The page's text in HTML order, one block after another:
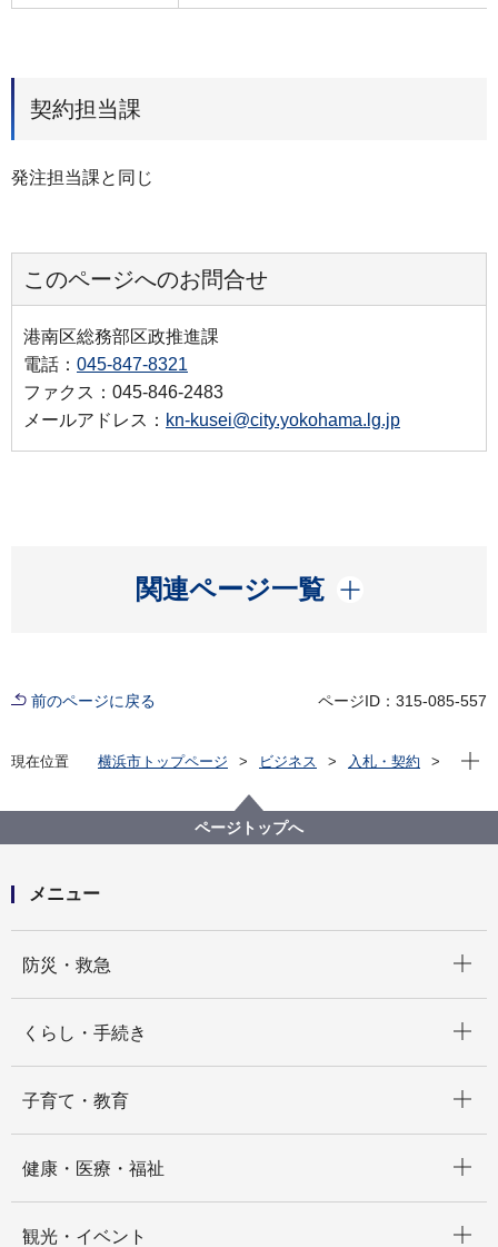
契約担当課
発注担当課と同じ
このページへのお問合せ
港南区総務部区政推進課
電話： 045-847-8321
ファクス：045-846-2483
メールアドレス： kn-kusei@city.yokohama.lg.jp
関連ページ一覧
開く
前のページに戻る ページID：315-085-557
現在位置 横浜市トップページ ビジネス
入札・契約
【公募型プロポーザル】広報よこはま港南区版デザイ
ン編集委託
現在
ページトップへ
メニュー
防災・救急
くらし・手続き
子育て・教育
健康・医療・福祉
観光・イベント